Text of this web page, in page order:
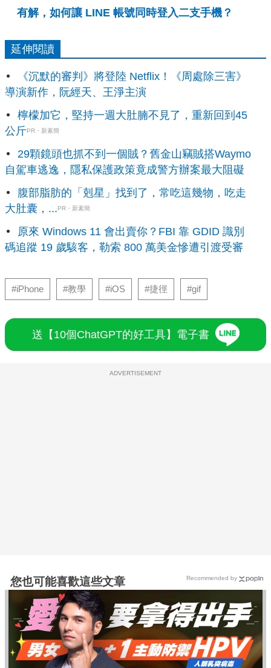
有解，如何讓 LINE 帳號同時登入二支手機？
延伸閱讀
《沉默的審判》將登陸 Netflix！《周處除三害》
導演新作，阮經天、王淨主演
檸檬加它，堅持一週大肚腩不見了，重新回到45
公斤PR・新素簡
29顆鏡頭也抓不到一個賊？舊金山竊賊搭Waymo
自駕車逃逸，隱私保護政策竟成警方辦案最大阻礙
腹部脂肪的「剋星」找到了，常吃這幾物，吃走
大肚囊，...PR・新素簡
原來 Windows 11 會出賣你？FBI 靠 GDID 識別
碼追蹤 19 歲駭客，勒索 800 萬美金慘遭引渡受審
#iPhone #教學 #iOS #捷徑 #gif
送【10個ChatGPT的好工具】電子書
ADVERTISEMENT
您也可能喜歡這些文章 Recommended by